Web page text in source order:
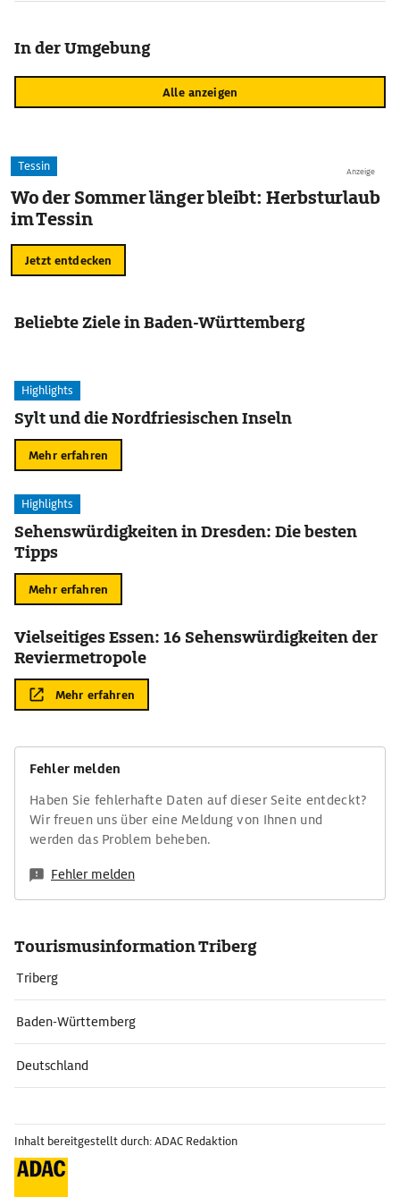
In der Umgebung
Alle anzeigen
Anzeige
Tessin
Wo der Sommer länger bleibt: Herbsturlaub
im Tessin
Jetzt entdecken
Beliebte Ziele in Baden-Württemberg
Highlights
Sylt und die Nordfriesischen Inseln
Mehr erfahren
Highlights
Sehenswürdigkeiten in Dresden: Die besten
Tipps
Mehr erfahren
Vielseitiges Essen: 16 Sehenswürdigkeiten der
Reviermetropole
Mehr erfahren
Fehler melden
Haben Sie fehlerhafte Daten auf dieser Seite entdeckt?
Wir freuen uns über eine Meldung von Ihnen und
werden das Problem beheben.
Fehler melden
Tourismusinformation Triberg
Triberg
Baden-Württemberg
Deutschland
Inhalt bereitgestellt durch: ADAC Redaktion